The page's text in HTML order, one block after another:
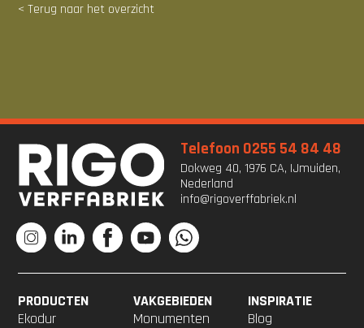
< Terug naar het overzicht
PRODUCTEN
Ekodur
VAKGEBIEDEN
Monumenten
INSPIRATIE
Blog
Telefoon 0255 54 84 48
Dokweg 40, 1976 CA, IJmuiden,
Nederland
info@rigoverffabriek.nl